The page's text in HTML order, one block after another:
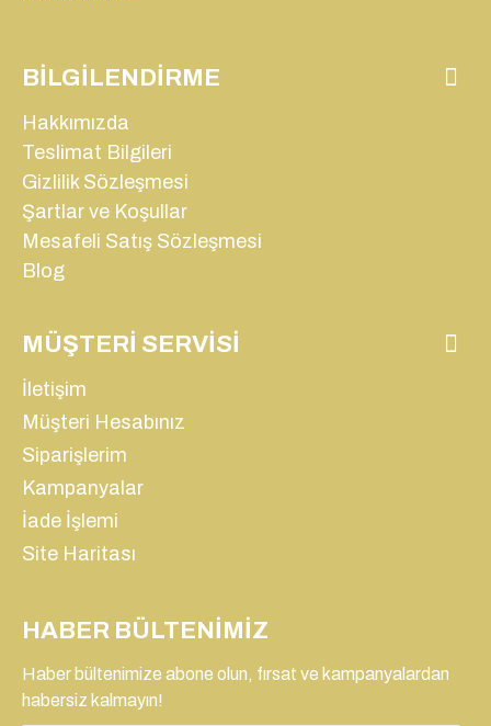
BILGILENDIRME
Hakkımızda
Teslimat Bilgileri
Gizlilik Sözleşmesi
Şartlar ve Koşullar
Mesafeli Satış Sözleşmesi
Blog
MÜŞTERI SERVISI
İletişim
Müşteri Hesabınız
Siparişlerim
Kampanyalar
İade İşlemi
Site Haritası
HABER BÜLTENIMIZ
Haber bültenimize abone olun, fırsat ve kampanyalardan
habersiz kalmayın!